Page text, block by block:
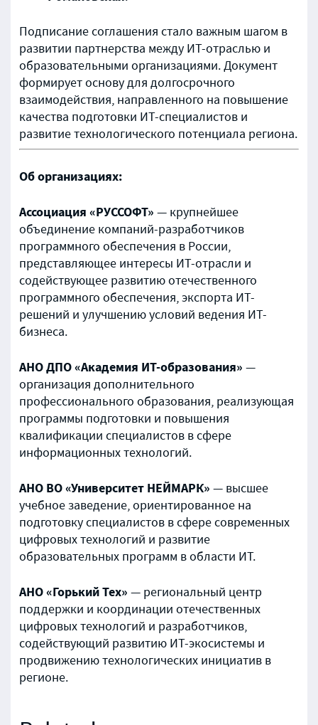
Подписание соглашения стало важным шагом в
развитии партнерства между ИТ-отраслью и
образовательными организациями. Документ
формирует основу для долгосрочного
взаимодействия, направленного на повышение
качества подготовки ИТ-специалистов и
развитие технологического потенциала региона.
Об организациях:
Ассоциация «РУССОФТ» — крупнейшее
объединение компаний-разработчиков
программного обеспечения в России,
представляющее интересы ИТ-отрасли и
содействующее развитию отечественного
программного обеспечения, экспорта ИТ-
решений и улучшению условий ведения ИТ-
бизнеса.
АНО ДПО «Академия ИТ-образования» —
организация дополнительного
профессионального образования, реализующая
программы подготовки и повышения
квалификации специалистов в сфере
информационных технологий.
АНО ВО «Университет НЕЙМАРК» — высшее
учебное заведение, ориентированное на
подготовку специалистов в сфере современных
цифровых технологий и развитие
образовательных программ в области ИТ.
АНО «Горький Тех» — региональный центр
поддержки и координации отечественных
цифровых технологий и разработчиков,
содействующий развитию ИТ-экосистемы и
продвижению технологических инициатив в
регионе.